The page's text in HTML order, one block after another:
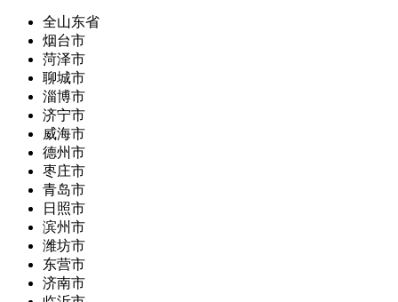
全山东省
烟台市
菏泽市
聊城市
淄博市
济宁市
威海市
德州市
枣庄市
青岛市
日照市
滨州市
潍坊市
东营市
济南市